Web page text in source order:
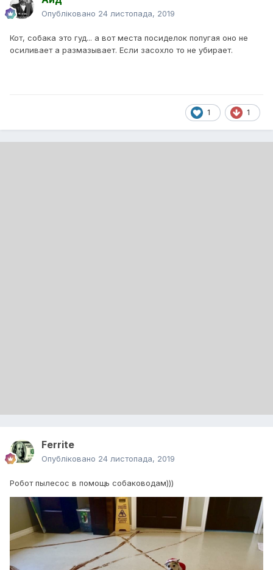
Опубліковано 24 листопада, 2019
Кот, собака это гуд... а вот места посиделок попугая оно не
осиливает а размазывает. Если засохло то не убирает.
1 1
Ferrite
Опубліковано 24 листопада, 2019
Робот пылесос в помощь собаководам)))